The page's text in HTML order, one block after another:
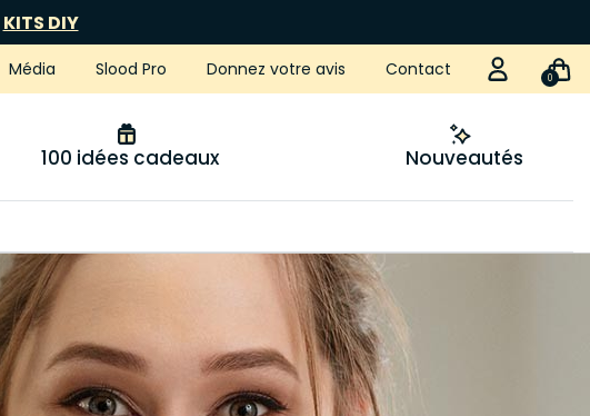
KITS DIY
Média Slood Pro Donnez votre avis Contact 0
100 idées cadeaux Nouveautés